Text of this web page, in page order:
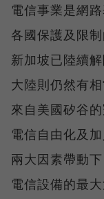
電信事業是網
各國保護及限
新加坡已陸續
大陸則仍然有相
來自美國矽谷
電信自由化及
兩大因素帶動
電信設備的最